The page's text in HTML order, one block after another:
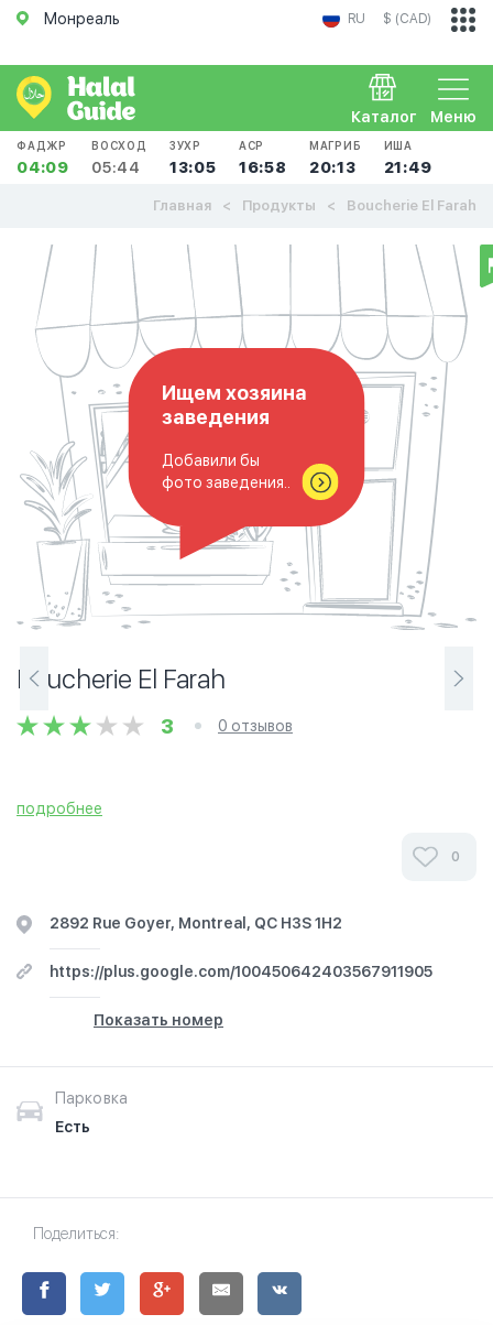
Монреаль RU $ (CAD)
Меню
Каталог
ФАДЖР
04:09
ВОСХОД
05:44
ЗУХР
13:05
АСР
16:58
МАГРИБ
20:13
ИША
21:49
Главная Продукты Boucherie El Farah
Ищем хозяина
заведения
Добавили бы
фото заведения..
Boucherie El Farah
3 0 отзывов
подробнее
0
2892 Rue Goyer, Montreal, QC H3S 1H2
https://plus.google.com/100450642403567911905
Показать номер
Парковка
Есть
Поделиться: